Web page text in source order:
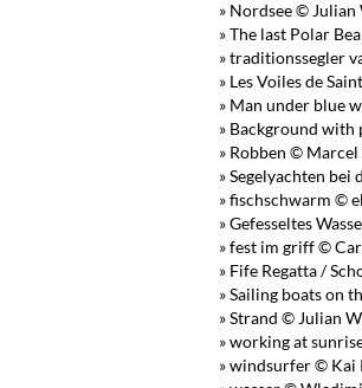
» Nordsee ©
» The last Polar
» traditionssegler
» Les Voiles de
» Man under blue
» Background
» Robben ©
» Segelyachten
» fischschwarm ©
» Gefesseltes
» fest im griff ©
» Fife Regatta /
» Sailing boats on
» Strand © Julian
» working at
» windsurfer © Kai